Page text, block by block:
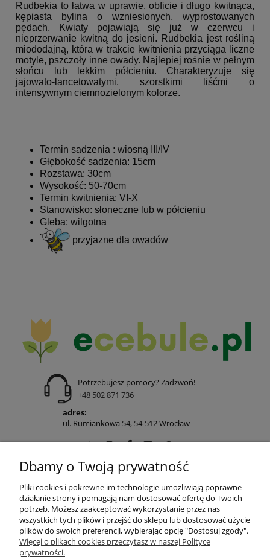
Rudbekia to łatwa w uprawie, obficie i długo kwitnąca,
kępiasta bylina o wzniesionych, wyprostowanych
pędach. Kwiaty pojawiają się już w czerwcu i
nieprzerwanie kwitną do jesieni. Rudbekia jest rośliną
miododajną, która w trakcie kwitnienia przyciąga liczne
motyle, pszczoły inne owady. Najlepiej rośnie w pełnym
słońcu lub lekkim półcieniu. Charakteryzuje się
jajowato-lancetowatymi, szorstkimi liśćmi o
intensywnym ciemnozielonym kolorze.
Termin sadzenia : wiosną III/IV
Głębokość sadzenia: 15cm
Rozstawa: 30cm
Wysokość: 50-70cm
Termin kwitnienia: VI-X
Stanowisko: słoneczne lub w półcieniu
Gleba: wilgotna
przyjazne dla owadów
Potrzebujesz pomocy? Zadzwoń!
+48 502 871 736
adres:
ul. Rumiankowa 54, 54-512 Wrocław
POMOC
MOJE KONTO
Dbamy o Twoją prywatność
Pliki cookies i pokrewne im technologie umożliwiają poprawne
działanie strony i pomagają nam dostosować ofertę do Twoich
potrzeb. Możesz zaakceptować wykorzystanie przez nas
wszystkich tych plików i przejść do sklepu lub dostosować użycie
plików do swoich preferencji, wybierając opcję "Dostosuj zgody".
Więcej o plikach cookies przeczytasz w naszej Polityce
prywatności.